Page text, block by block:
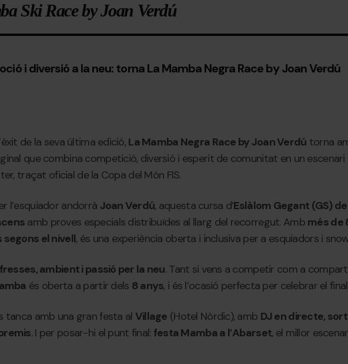
Ski Race by Joan Verdú
i diversió a la neu: torna La Mamba Negra Race by Joan Verdú
de la seva última edició, La Mamba Negra Race by Joan Verdú torna
que combina competició, diversió i esperit de comunitat en un
traçat oficial de la Copa del Món FIS.
l’esquiador andorrà Joan Verdú, aquesta cursa d’Eslàlom Gegant (GS)
amb proves especials distribuïdes al llarg del recorregut. Amb més de
el nivell, és una experiència oberta i inclusiva per a esquiadors i
ambient i passió per la neu. Tant si vens a competir com a
és oberta a partir dels 8 anys, i és l’ocasió perfecta per celebrar el
tanca amb una gran festa al Village (Hotel Nòrdic), amb DJ en directe,
. I per posar-hi el punt final: festa Mamba a l’Abarset, el millor